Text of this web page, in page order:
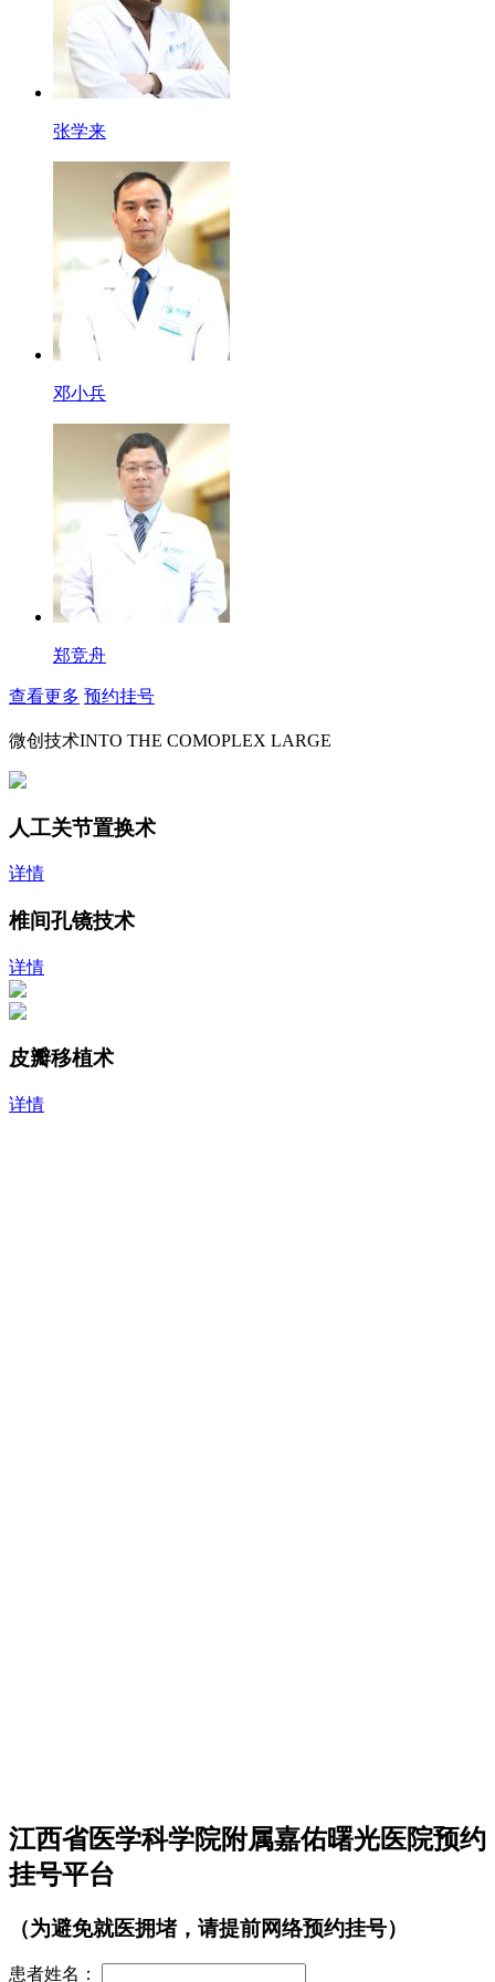
张学来
邓小兵
郑竞舟
查看更多 预约挂号
微创技术INTO THE COMOPLEX LARGE
人工关节置换术
详情
椎间孔镜技术
详情
皮瓣移植术
详情
江西省医学科学院附属嘉佑曙光医院预约
挂号平台
（为避免就医拥堵，请提前网络预约挂号）
患者姓名：